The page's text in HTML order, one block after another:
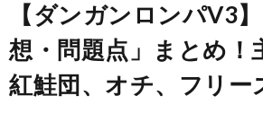
【ダンガンロンパV3
想・問題点」まとめ！
紅鮭団、オチ、フリー